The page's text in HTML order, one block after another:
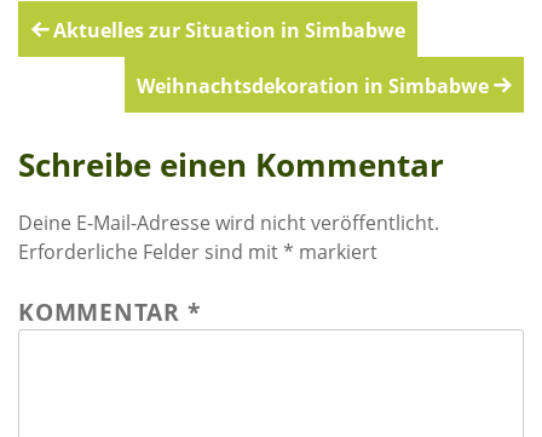
Beitragsnavigation
Aktuelles zur Situation in Simbabwe
Weihnachtsdekoration in Simbabwe
Schreibe einen Kommentar
Deine E-Mail-Adresse wird nicht veröffentlicht.
Erforderliche Felder sind mit* markiert
KOMMENTAR *